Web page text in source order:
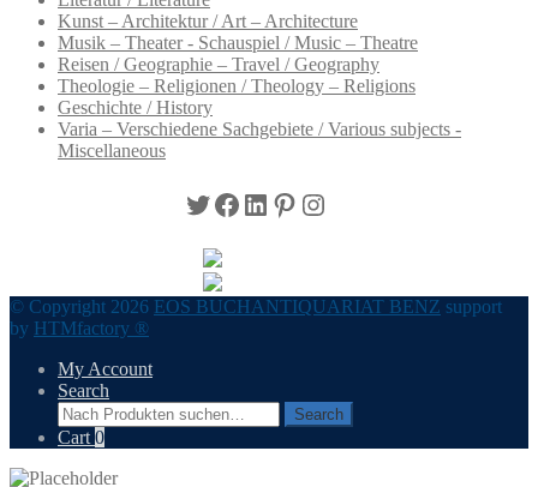
Kunst – Architektur / Art – Architecture
Musik – Theater - Schauspiel / Music – Theatre
Reisen / Geographie – Travel / Geography
Theologie – Religionen / Theology – Religions
Geschichte / History
Varia – Verschiedene Sachgebiete / Various subjects -
Miscellaneous
Twitter
Facebook
LinkedIn
Pinterest
Instagram
© Copyright 2026 EOS BUCHANTIQUARIAT BENZ support
by HTMfactory ®
My Account
Search
Search
for:
Search
Cart 0